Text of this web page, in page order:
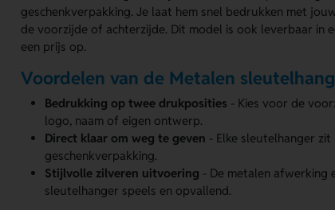
geschenkverpakking. Je laat hem snel bedrukken met
de voorzijde of achterzijde. Dit model is ook leverbaar in
een prijs op.
Voordelen van de Metalen
Bedrukking op twee drukposities - Kies voor de
logo, naam of eigen ontwerp.
Direct klaar om weg te geven - Elke sleutelhanger
geschenkverpakking.
Stijlvolle zilveren uitvoering - De metalen afwerking
sleutelhanger speels en opvallend.